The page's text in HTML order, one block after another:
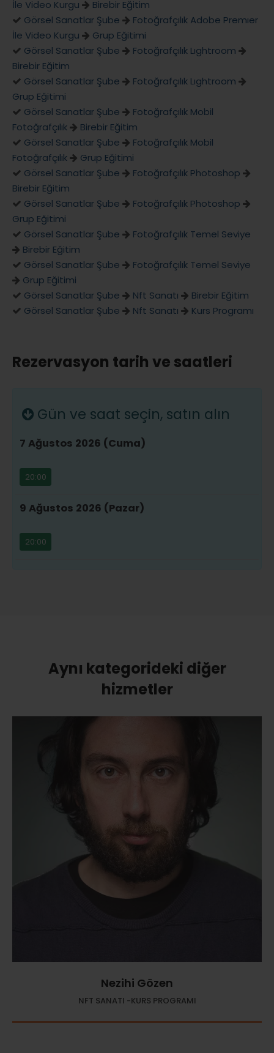
İle Video Kurgu
Birebir Eğitim
Görsel Sanatlar Şube
Fotoğrafçılık Adobe Premıer
İle Video Kurgu
Grup Eğitimi
Görsel Sanatlar Şube
Fotoğrafçılık Lıghtroom
Birebir Eğitim
Görsel Sanatlar Şube
Fotoğrafçılık Lıghtroom
Grup Eğitimi
Görsel Sanatlar Şube
Fotoğrafçılık Mobil
Fotoğrafçılık
Birebir Eğitim
Görsel Sanatlar Şube
Fotoğrafçılık Mobil
Fotoğrafçılık
Grup Eğitimi
Görsel Sanatlar Şube
Fotoğrafçılık Photoshop
Birebir Eğitim
Görsel Sanatlar Şube
Fotoğrafçılık Photoshop
Grup Eğitimi
Görsel Sanatlar Şube
Fotoğrafçılık Temel Seviye
Birebir Eğitim
Görsel Sanatlar Şube
Fotoğrafçılık Temel Seviye
Grup Eğitimi
Görsel Sanatlar Şube
Nft Sanatı
Birebir Eğitim
Görsel Sanatlar Şube
Nft Sanatı Kurs Programı
Rezervasyon tarih ve saatleri
Gün ve saat seçin, satın alın
7 Ağustos 2026 (Cuma)
20:00
9 Ağustos 2026 (Pazar)
20:00
Aynı kategorideki diğer
hizmetler
Nezihi Gözen
NFT SANATI -KURS PROGRAMI